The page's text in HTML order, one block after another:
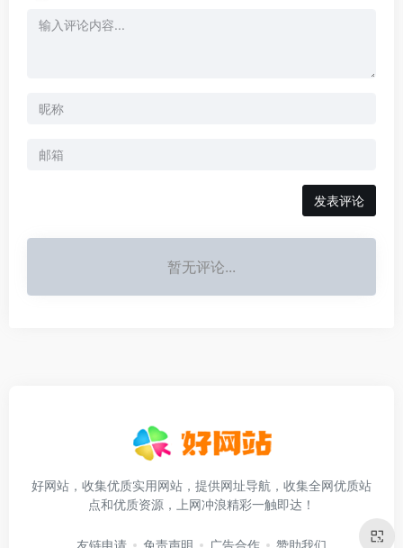
发表评论
暂无评论...
好网站，收集优质实用网站，提供网址导航，收集全网优质站
点和优质资源，上网冲浪精彩一触即达！
友链申请 免责声明 广告合作 赞助我们